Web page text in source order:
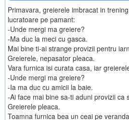
Primavara, greierele imbracat in
lucratoare pe pamant:
-Unde mergi ma greiere?
-Ma duc la meci cu gasca.
Mai bine ti-ai strange provizii pentru
Greierele, nepasator pleaca.
Vara furnica isi curata casa, iar
-Unde mergi ma greiere?
-Ia ma duc cu amicii la baie.
-Ai face mai bine sa-ti aduni provizii ca
Greierele pleaca.
Toamna furnica bea un ceai pe